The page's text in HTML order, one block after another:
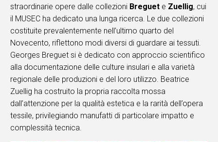
straordinarie opere dalle collezioni Breguet e Zuellig, cui
il MUSEC ha dedicato una lunga ricerca. Le due collezioni
costituite prevalentemente nell’ultimo quarto del
Novecento, riflettono modi diversi di guardare ai tessuti.
Georges Breguet si è dedicato con approccio scientifico
alla documentazione delle culture insulari e alla varietà
regionale delle produzioni e del loro utilizzo. Beatrice
Zuellig ha costruito la propria raccolta mossa
dall’attenzione per la qualità estetica e la rarità dell’opera
tessile, privilegiando manufatti di particolare impatto e
complessità tecnica.